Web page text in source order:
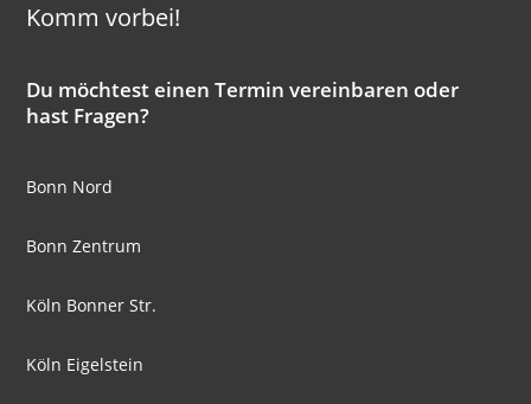
Komm vorbei!
Du möchtest einen Termin vereinbaren oder
hast Fragen?
Bonn Nord
Bonn Zentrum
Köln Bonner Str.
Köln Eigelstein